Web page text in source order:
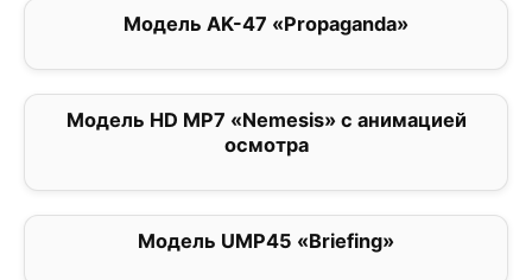
Модель AK-47 «Propaganda»
Модель HD MP7 «Nemesis» с анимацией
осмотра
Модель UMP45 «Briefing»